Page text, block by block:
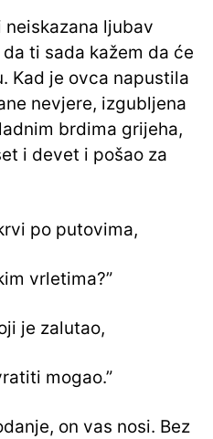
neiskazana ljubav
ti sada kažem da će
Kad je ovca napustila
nevjere, izgubljena
brdima grijeha,
i devet i pošao za
po putovima,
vrletima?”
je zalutao,
mogao.”
on vas nosi. Bez